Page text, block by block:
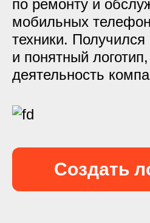
по ремонту и
мобильных
техники. Получился
и понятный
деятельность
Создать